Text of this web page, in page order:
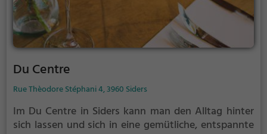
Du Centre
Rue Thèodore Stéphani 4, 3960 Siders
Im Du Centre in Siders kann man den Alltag hinter
sich lassen und sich in eine gemütliche, entspannte